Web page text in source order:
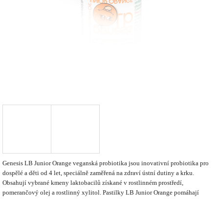
Genesis LB Junior Orange veganská probiotika jsou inovativní probiotika pro
dospělé a děti od 4 let, speciálně zaměřená na zdraví ústní dutiny a krku.
Obsahují vybrané kmeny laktobacilů získané v rostlinném prostředí,
pomerančový olej a rostlinný xylitol. Pastilky LB Junior Orange pomáhají